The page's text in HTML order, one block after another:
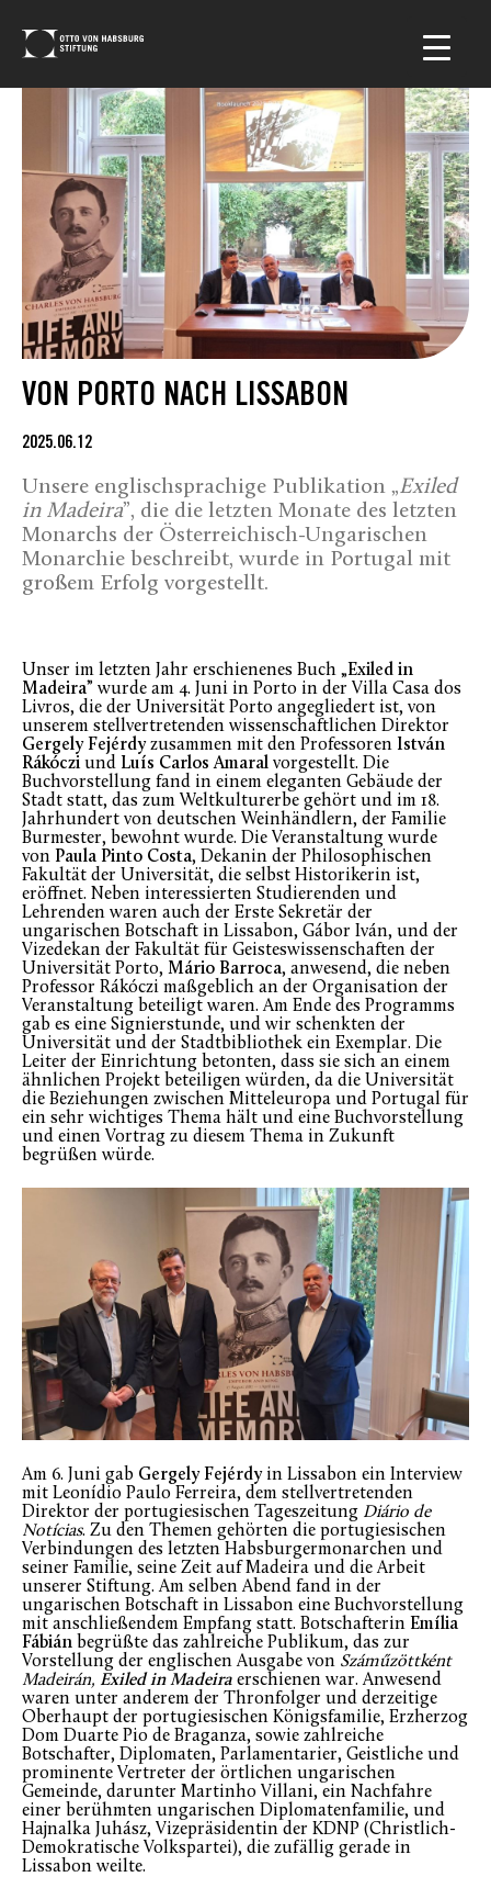
VON PORTO NACH LISSABON
2025.06.12
Unsere englischsprachige Publikation „Exiled
in Madeira”, die die letzten Monate des letzten
Monarchs der Österreichisch-Ungarischen
Monarchie beschreibt, wurde in Portugal mit
großem Erfolg vorgestellt.
Unser im letzten Jahr erschienenes Buch „Exiled in
Madeira” wurde am 4. Juni in Porto in der Villa Casa dos
Livros, die der Universität Porto angegliedert ist, von
unserem stellvertretenden wissenschaftlichen Direktor
Gergely Fejérdyzusammen mit den Professoren István
Rákócziund Luís Carlos Amaral vorgestellt. Die
Buchvorstellung fand in einem eleganten Gebäude der
Stadt statt, das zum Weltkulturerbe gehört und im 18.
Jahrhundert von deutschen Weinhändlern, der Familie
Burmester, bewohnt wurde. Die Veranstaltung wurde
von Paula Pinto Costa, Dekanin der Philosophischen
Fakultät der Universität, die selbst Historikerin ist,
eröffnet. Neben interessierten Studierenden und
Lehrenden waren auch der Erste Sekretär der
ungarischen Botschaft in Lissabon, Gábor Iván, und der
Vizedekan der Fakultät für Geisteswissenschaften der
Universität Porto, Mário Barroca, anwesend, die neben
Professor Rákóczi maßgeblich an der Organisation der
Veranstaltung beteiligt waren. Am Ende des Programms
gab es eine Signierstunde, und wir schenkten der
Universität und der Stadtbibliothek ein Exemplar. Die
Leiter der Einrichtung betonten, dass sie sich an einem
ähnlichen Projekt beteiligen würden, da die Universität
die Beziehungen zwischen Mitteleuropa und Portugal für
ein sehr wichtiges Thema hält und eine Buchvorstellung
und einen Vortrag zu diesem Thema in Zukunft
begrüßen würde.
Am 6. Juni gab Gergely Fejérdyin Lissabon ein Interview
mit Leonídio Paulo Ferreira, dem stellvertretenden
Direktor der portugiesischen Tageszeitung Diário de
Notícias. Zu den Themen gehörten die portugiesischen
Verbindungen des letzten Habsburgermonarchen und
seiner Familie, seine Zeit auf Madeira und die Arbeit
unserer Stiftung. Am selben Abend fand in der
ungarischen Botschaft in Lissabon eine Buchvorstellung
mit anschließendem Empfang statt. Botschafterin Emília
Fábián begrüßte das zahlreiche Publikum, das zur
Vorstellung der englischen Ausgabe von Száműzöttként
Madeirán, Exiled in Madeira erschienen war. Anwesend
waren unter anderem der Thronfolger und derzeitige
Oberhaupt der portugiesischen Königsfamilie, Erzherzog
Dom Duarte Pio de Braganza, sowie zahlreiche
Botschafter, Diplomaten, Parlamentarier, Geistliche und
prominente Vertreter der örtlichen ungarischen
Gemeinde, darunter Martinho Villani, ein Nachfahre
einer berühmten ungarischen Diplomatenfamilie, und
Hajnalka Juhász, Vizepräsidentin der KDNP (Christlich-
Demokratische Volkspartei), die zufällig gerade in
Lissabon weilte.